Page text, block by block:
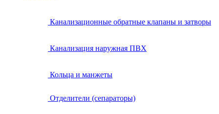
Канализационные обратные клапаны и затворы
Канализация наружная ПВХ
Кольца и манжеты
Отделители (сепараторы)